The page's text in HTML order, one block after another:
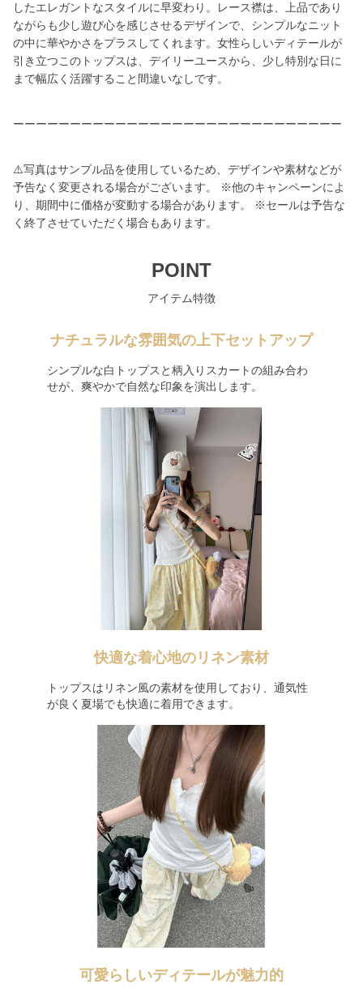
したエレガントなスタイルに早変わり。レース襟は、上品であり
ながらも少し遊び心を感じさせるデザインで、シンプルなニット
の中に華やかさをプラスしてくれます。女性らしいディテールが
引き立つこのトップスは、デイリーユースから、少し特別な日に
まで幅広く活躍すること間違いなしです。
ーーーーーーーーーーーーーーーーーーーーーーーーーーーーー
⚠️写真はサンプル品を使用しているため、デザインや素材などが
予告なく変更される場合がございます。 ※他のキャンペーンによ
り、期間中に価格が変動する場合があります。 ※セールは予告な
く終了させていただく場合もあります。
POINT
アイテム特徴
ナチュラルな雰囲気の上下セットアップ
シンプルな白トップスと柄入りスカートの組み合わ
せが、爽やかで自然な印象を演出します。
快適な着心地のリネン素材
トップスはリネン風の素材を使用しており、通気性
が良く夏場でも快適に着用できます。
可愛らしいディテールが魅力的